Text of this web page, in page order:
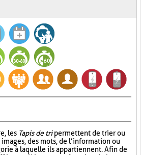
les Tapis de tripermettent de trier ou
des mots, de l’information ou
à laquelle ils appartiennent. Afin de